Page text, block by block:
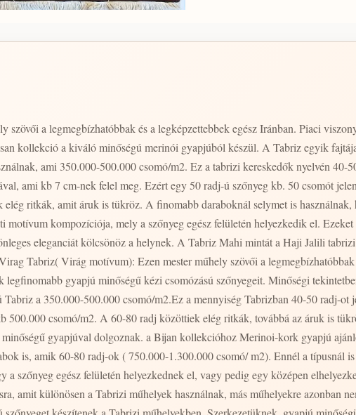
szövői a legmegbízhatóbbak és a legképzettebbek egész Iránban. Piaci
kollekció a kiváló minőségú merinói gyapjúból készül. A Tabriz egyik
ami 350.000-500.000 csomó/m2. Ez a tabrizi kereskedők nyelvén 40-
ami kb 7 cm-nek felel meg. Ezért egy 50 radj-ú szőnyeg kb. 50 csomót
elég ritkák, amit áruk is tükröz. A finomabb daraboknál selymet is
motívum kompozíciója, mely a szőnyeg egész felületén helyezkedik el.
eleganciát kölcsönöz a helynek. A Tabriz Mahi mintát a Haji Jalili
gyapjú minőségű kézi csomózású szőnyegeit. Minőségi
a 350.000-500.000 csomó/m2.Ez a mennyiség Tabrizban 40-50 radj-
500.000 csomó/m2. A 60-80 radj közöttiek elég ritkák, továbbá az áruk is
gyapjúval dolgoznak. a Bijan kollekcióhoz Merinoi-kork gyapjú
is, amik 60-80 radj-ok ( 750.000-1.300.000 csomó/ m2). Ennél a típusnál
a szőnyeg egész felületén helyezkednek el, vagy pedig egy középen
amit különösen a Tabrizi műhelyek használnak, más műhelyekre azonban